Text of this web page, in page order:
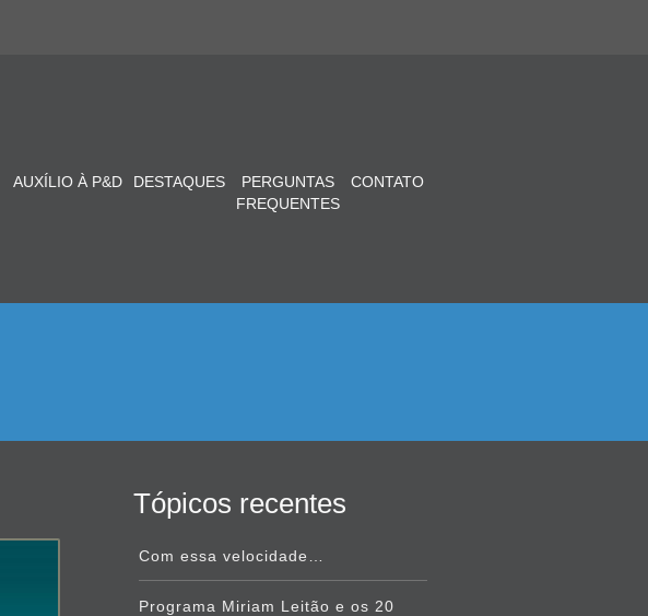
AUXÍLIO À P&D DESTAQUES
PERGUNTAS
FREQUENTES
CONTATO
Tópicos recentes
Com essa velocidade…
Programa Miriam Leitão e os 20